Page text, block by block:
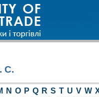
С.
N O P Q R S T U V W